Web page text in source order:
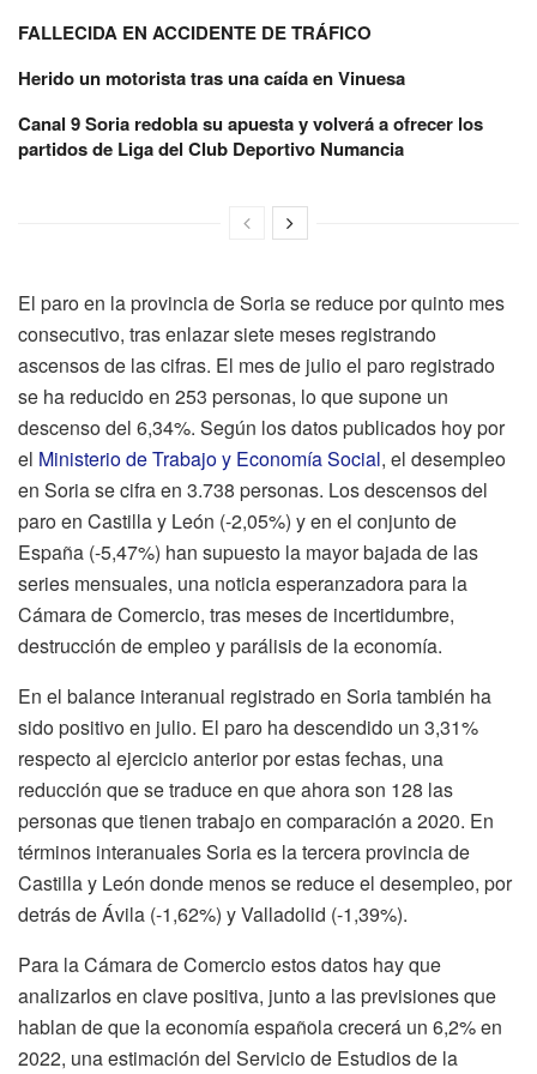
FALLECIDA EN ACCIDENTE DE TRÁFICO
Herido un motorista tras una caída en Vinuesa
Canal 9 Soria redobla su apuesta y volverá a ofrecer los
partidos de Liga del Club Deportivo Numancia
El paro en la provincia de Soria se reduce por quinto mes
consecutivo, tras enlazar siete meses registrando
ascensos de las cifras. El mes de julio el paro registrado
se ha reducido en 253 personas, lo que supone un
descenso del 6,34%. Según los datos publicados hoy por
el Ministerio de Trabajo y Economía Social, el desempleo
en Soria se cifra en 3.738 personas. Los descensos del
paro en Castilla y León (-2,05%) y en el conjunto de
España (-5,47%) han supuesto la mayor bajada de las
series mensuales, una noticia esperanzadora para la
Cámara de Comercio, tras meses de incertidumbre,
destrucción de empleo y parálisis de la economía.
En el balance interanual registrado en Soria también ha
sido positivo en julio. El paro ha descendido un 3,31%
respecto al ejercicio anterior por estas fechas, una
reducción que se traduce en que ahora son 128 las
personas que tienen trabajo en comparación a 2020. En
términos interanuales Soria es la tercera provincia de
Castilla y León donde menos se reduce el desempleo, por
detrás de Ávila (-1,62%) y Valladolid (-1,39%).
Para la Cámara de Comercio estos datos hay que
analizarlos en clave positiva, junto a las previsiones que
hablan de que la economía española crecerá un 6,2% en
2022, una estimación del Servicio de Estudios de la